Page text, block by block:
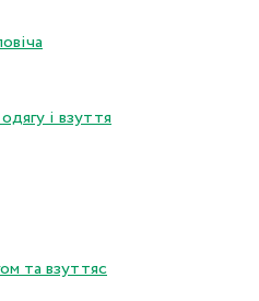
і взуття
та взуттяс